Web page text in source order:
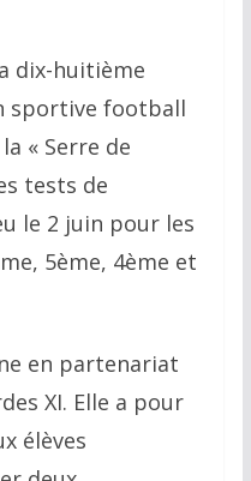
dix-huitième
sportive football
« Serre de
tests de
le 2 juin pour les
5ème, 4ème et
en partenariat
XI. Elle a pour
élèves